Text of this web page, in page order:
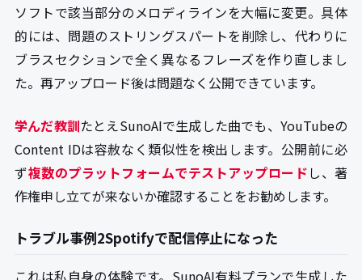
ソフトで該当部分のメロディラインを大幅に変更。具体
的には、問題のストリングスパートを削除し、代わりに
ブラスセクションで全く異なるフレーズを作り直しまし
た。再アップロード後は問題なく公開できています。
学んだ教訓たとえSunoAIで生成した曲でも、YouTubeの
Content IDは容赦なく類似性を検出します。公開前に必
ず複数のプラットフォームでテストアップロードし、著
作権申し立てが来ないか確認することをお勧めします。
トラブル事例2Spotifyで配信停止になった